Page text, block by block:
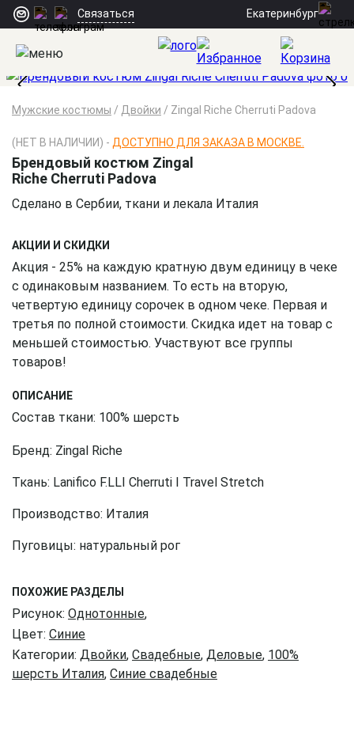
Связаться Екатеринбург
Мужские костюмы / Двойки / Zingal Riche Cherruti Padova
(НЕТ В НАЛИЧИИ) - ДОСТУПНО ДЛЯ ЗАКАЗА В МОСКВЕ.
Брендовый костюм Zingal
Riche Cherruti Padova
Сделано в Сербии, ткани и лекала Италия
АКЦИИ И СКИДКИ
Акция - 25% на каждую кратную двум единицу в чеке
с одинаковым названием. То есть на вторую,
четвертую единицу сорочек в одном чеке. Первая и
третья по полной стоимости. Скидка идет на товар с
меньшей стоимостью. Участвуют все группы
товаров!
ОПИСАНИЕ
Состав ткани: 100% шерсть
Бренд: Zingal Riche
Ткань: Lanifico F.LLI Cherruti I Travel Stretch
Производство: Италия
Пуговицы: натуральный рог
ПОХОЖИЕ РАЗДЕЛЫ
Рисунок: Однотонные,
Цвет: Синие
Категории: Двойки, Свадебные, Деловые, 100%
шерсть Италия, Синие свадебные